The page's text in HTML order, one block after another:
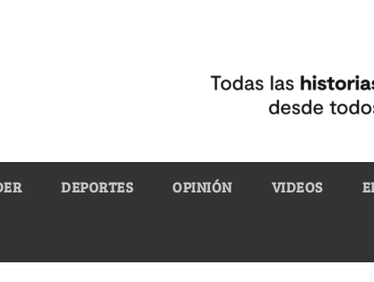
DEPORTES OPINIÓN VIDEOS